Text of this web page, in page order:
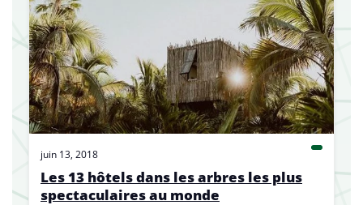
juin 13, 2018
Les 13 hôtels dans les arbres les plus
spectaculaires au monde